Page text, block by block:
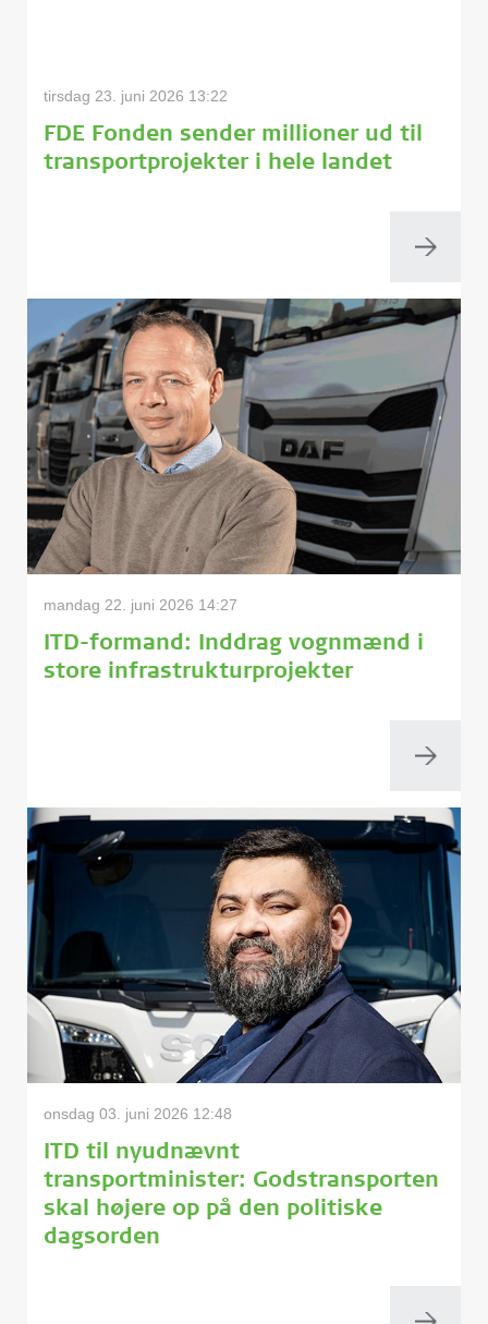
tirsdag 23. juni 2026 13:22
FDE Fonden sender millioner ud til
transportprojekter i hele landet
mandag 22. juni 2026 14:27
ITD-formand: Inddrag vognmænd i
store infrastrukturprojekter
onsdag 03. juni 2026 12:48
ITD til nyudnævnt
transportminister: Godstransporten
skal højere op på den politiske
dagsorden